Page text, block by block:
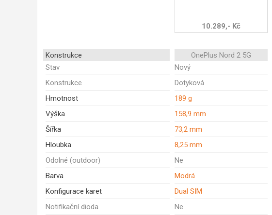
10.289,- Kč
Konstrukce OnePlus Nord 2 5G
Stav
Nový
Konstrukce
Dotyková
Hmotnost
189 g
Výška
158,9 mm
Šířka
73,2 mm
Hloubka
8,25 mm
Odolné (outdoor)
Ne
Barva
Modrá
Konfigurace karet
Dual SIM
Notifikační dioda
Ne